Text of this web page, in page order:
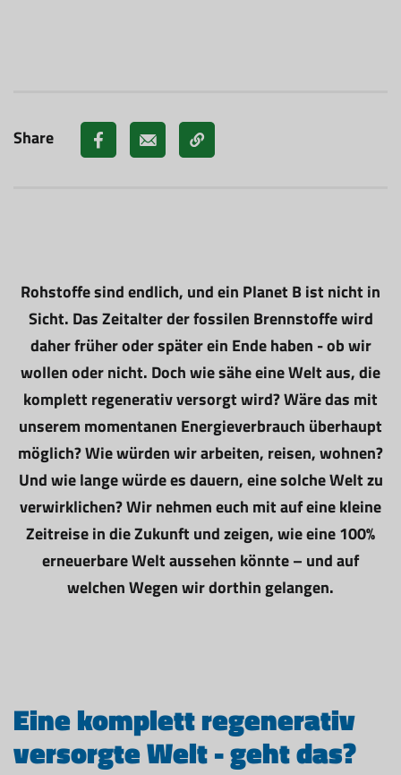
Share
Rohstoffe sind endlich, und ein Planet B ist nicht in
Sicht. Das Zeitalter der fossilen Brennstoffe wird
daher früher oder später ein Ende haben - ob wir
wollen oder nicht. Doch wie sähe eine Welt aus, die
komplett regenerativ versorgt wird? Wäre das mit
unserem momentanen Energieverbrauch überhaupt
möglich? Wie würden wir arbeiten, reisen, wohnen?
Und wie lange würde es dauern, eine solche Welt zu
verwirklichen? Wir nehmen euch mit auf eine kleine
Zeitreise in die Zukunft und zeigen, wie eine 100%
erneuerbare Welt aussehen könnte – und auf
welchen Wegen wir dorthin gelangen.
Eine komplett regenerativ
versorgte Welt - geht das?